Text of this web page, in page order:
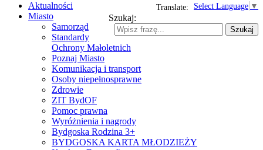
Select Language ▼
Translate:
Szukaj:
Szukaj
Aktualności
Miasto
Samorząd
Standardy
Ochrony Małoletnich
Poznaj Miasto
Komunikacja i transport
Osoby niepełnosprawne
Zdrowie
ZIT BydOF
Pomoc prawna
Wyróżnienia i nagrody
Bydgoska Rodzina 3+
BYDGOSKA KARTA MŁODZIEŻY